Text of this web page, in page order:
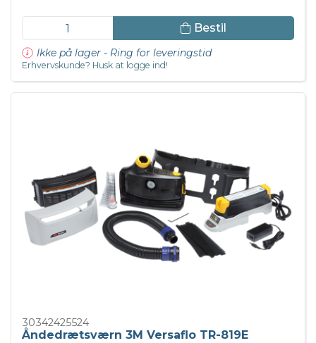
Bestil
Ikke på lager - Ring for leveringstid
Erhvervskunde? Husk at logge ind!
30342425524
Åndedrætsværn 3M Versaflo TR-819E